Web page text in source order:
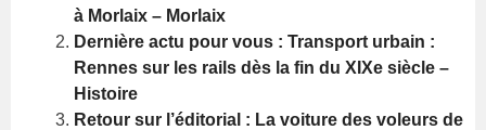
à Morlaix – Morlaix
Dernière actu pour vous : Transport urbain :
Rennes sur les rails dès la fin du XIXe siècle –
Histoire
Retour sur l’éditorial : La voiture des voleurs de